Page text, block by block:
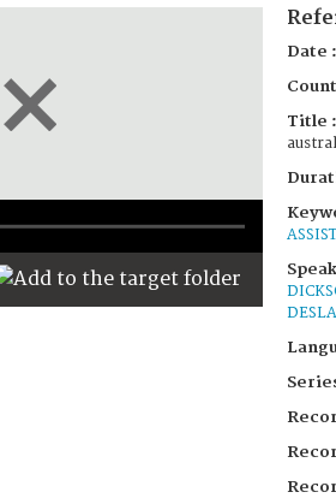
Date :
Title :